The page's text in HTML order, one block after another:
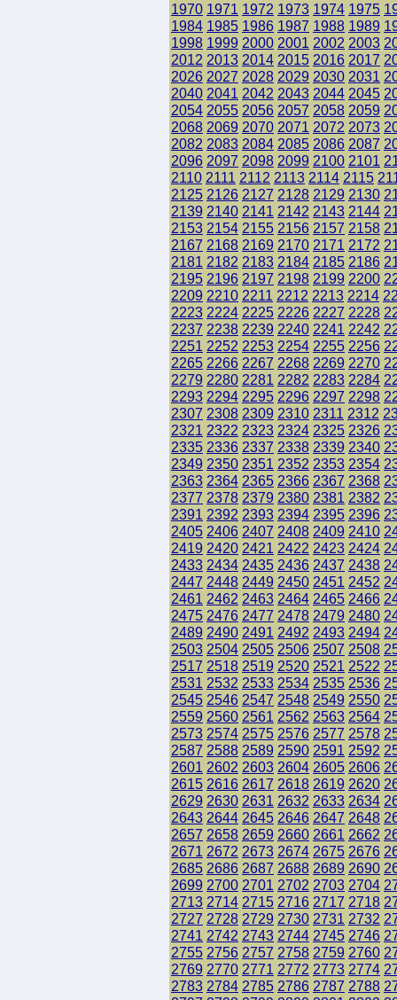
1970 1971 1972 1973 1974 1975
1984 1985 1986 1987 1988 1989
1998 1999 2000 2001 2002 2003
2012 2013 2014 2015 2016 2017
2026 2027 2028 2029 2030 2031
2040 2041 2042 2043 2044 2045
2054 2055 2056 2057 2058 2059
2068 2069 2070 2071 2072 2073
2082 2083 2084 2085 2086 2087
2096 2097 2098 2099 2100 2101
2110 2111 2112 2113 2114 2115
2125 2126 2127 2128 2129 2130
2139 2140 2141 2142 2143 2144
2153 2154 2155 2156 2157 2158
2167 2168 2169 2170 2171 2172
2181 2182 2183 2184 2185 2186
2195 2196 2197 2198 2199 2200
2209 2210 2211 2212 2213 2214
2223 2224 2225 2226 2227 2228
2237 2238 2239 2240 2241 2242
2251 2252 2253 2254 2255 2256
2265 2266 2267 2268 2269 2270
2279 2280 2281 2282 2283 2284
2293 2294 2295 2296 2297 2298
2307 2308 2309 2310 2311 2312
2321 2322 2323 2324 2325 2326
2335 2336 2337 2338 2339 2340
2349 2350 2351 2352 2353 2354
2363 2364 2365 2366 2367 2368
2377 2378 2379 2380 2381 2382
2391 2392 2393 2394 2395 2396
2405 2406 2407 2408 2409 2410
2419 2420 2421 2422 2423 2424
2433 2434 2435 2436 2437 2438
2447 2448 2449 2450 2451 2452
2461 2462 2463 2464 2465 2466
2475 2476 2477 2478 2479 2480
2489 2490 2491 2492 2493 2494
2503 2504 2505 2506 2507 2508
2517 2518 2519 2520 2521 2522
2531 2532 2533 2534 2535 2536
2545 2546 2547 2548 2549 2550
2559 2560 2561 2562 2563 2564
2573 2574 2575 2576 2577 2578
2587 2588 2589 2590 2591 2592
2601 2602 2603 2604 2605 2606
2615 2616 2617 2618 2619 2620
2629 2630 2631 2632 2633 2634
2643 2644 2645 2646 2647 2648
2657 2658 2659 2660 2661 2662
2671 2672 2673 2674 2675 2676
2685 2686 2687 2688 2689 2690
2699 2700 2701 2702 2703 2704
2713 2714 2715 2716 2717 2718
2727 2728 2729 2730 2731 2732
2741 2742 2743 2744 2745 2746
2755 2756 2757 2758 2759 2760
2769 2770 2771 2772 2773 2774
2783 2784 2785 2786 2787 2788